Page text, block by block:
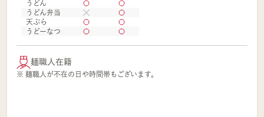
うどん
うどん弁当
天ぷら
うどーなつ
麺職人在籍
※ 麺職人が不在の日や時間帯もございます。